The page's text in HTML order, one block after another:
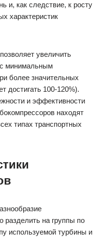
и, как следствие, к росту
характеристик
увеличить
с минимальным
более значительных
достигать 100-120%).
и эффективности
находят
типах транспортных
разделить на группы по
используемой турбины и